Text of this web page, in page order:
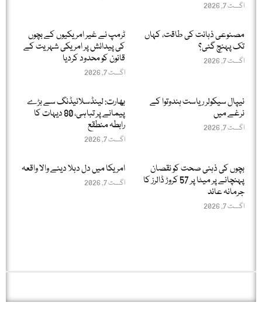
اگست 7, 2026
مصنوعی ذہانت کی طاقت، کہاں
تک پہنچ گئی؟
اگست 7, 2026
ٹرمپ نے غیر امریکیوں کے بچوں
کی پیدائش پر امریکی شہریت کے
قانون کو محدود کردیا
اگست 7, 2026
نیپال سیکولر ریاست ہندوتوا کے
نرغے میں
اگست 7, 2026
بھارت: لینڈسلائیڈنگ سے بڑے
پیمانے پر تباہی، 80 دیہات کا
رابطہ منطقع
اگست 7, 2026
بچوں کی ذہنی صحت کو نقصان
پہنچانے پر میٹا پر 57 کروڑ ڈالرز کا
جرمانہ عائد
اگست 7, 2026
امریکا میں دل دہلا دینے والا واقعہ
اگست 7, 2026